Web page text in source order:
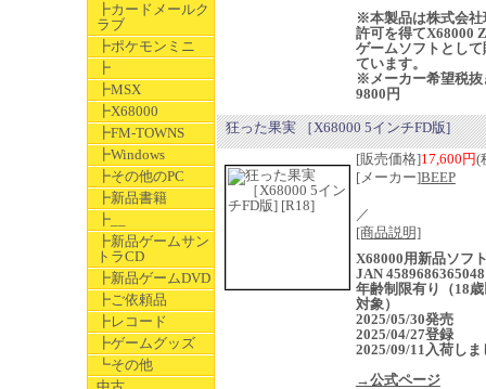
┣カードメールク
ラブ
┣ポケモンミニ
┣
┣MSX
┣X68000
┣FM-TOWNS
┣Windows
┣その他のPC
┣新品書籍
┣__
┣新品ゲームサン
トラCD
┣新品ゲームDVD
┣ご依頼品
┣レコード
┣ゲームグッズ
┗その他
※本製品は株式会社
許可を得てX68000
ゲームソフトとして
ています。
※メーカー希望税抜
9800円
狂った果実 ［X68000 5インチFD版]
[販売価格]17,600円(
[メーカー]BEEP
／
[商品説明]
X68000用新品ソ
JAN 4589686365048
年齢制限有り（18
対象）
2025/05/30発売
2025/04/27登録
2025/09/11入荷しま
→公式ページ